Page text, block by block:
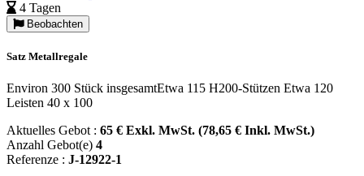
4 Tagen
Beobachten
Satz Metallregale
Environ 300 Stück insgesamtEtwa 115 H200-Stützen Etwa 120
Leisten 40 x 100
Aktuelles Gebot : 65 € Exkl. MwSt. (78,65 € Inkl. MwSt.)
Anzahl Gebot(e) 4
Referenze : J-12922-1